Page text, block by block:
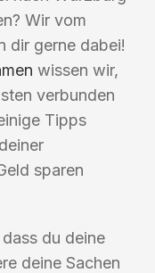
Wir vom
dir gerne dabei!
wissen wir,
verbunden
Tipps
sparen
du deine
deine Sachen